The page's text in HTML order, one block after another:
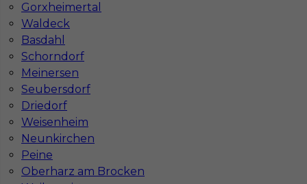
Gorxheimertal
Waldeck
Basdahl
Schorndorf
Meinersen
Seubersdorf
Driedorf
Weisenheim
Neunkirchen
Peine
Oberharz am Brocken
Wymagane języki
Stawka 15 - 17 € / h